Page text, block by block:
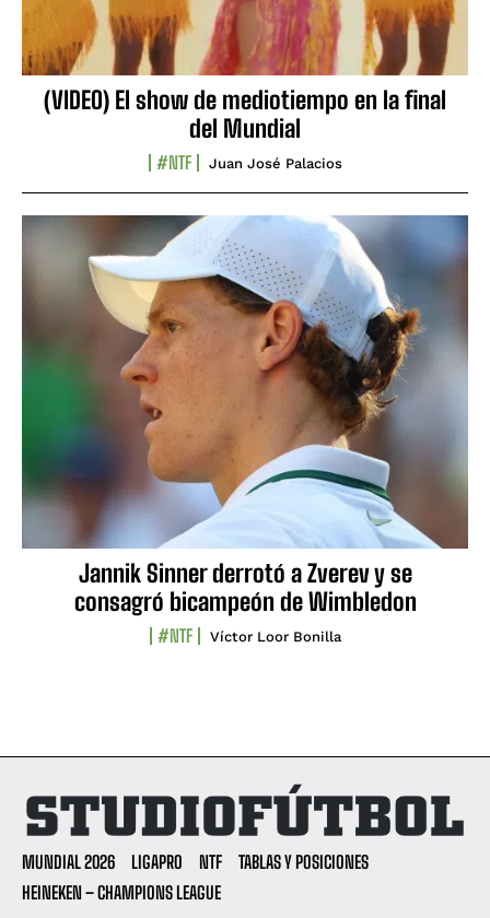
(VIDEO) El show de mediotiempo en la final
del Mundial
#NTF Juan José Palacios
Jannik Sinner derrotó a Zverev y se
consagró bicampeón de Wimbledon
#NTF Víctor Loor Bonilla
MUNDIAL 2026 LIGAPRO NTF
TABLAS Y POSICIONES
HEINEKEN – CHAMPIONS LEAGUE